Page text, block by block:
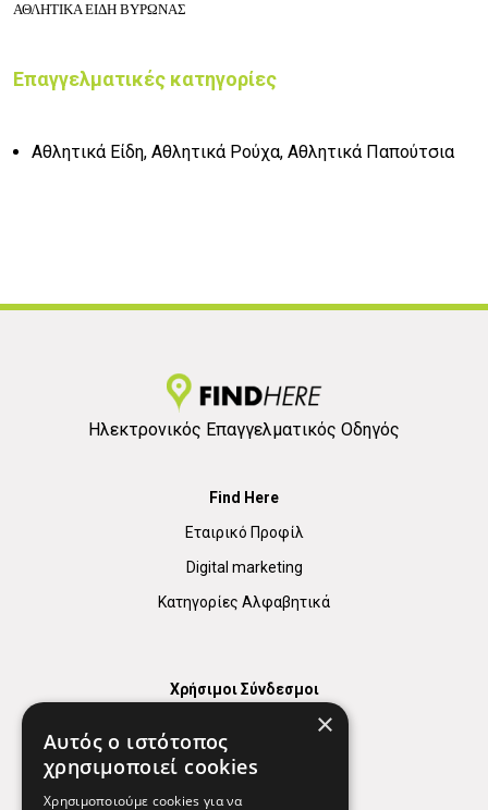
ΑΘΛΗΤΙΚΑ ΕΙΔΗ ΒΥΡΩΝΑΣ
Επαγγελματικές κατηγορίες
Αθλητικά Είδη, Αθλητικά Ρούχα, Αθλητικά Παπούτσια
Ηλεκτρονικός Επαγγελματικός Οδηγός
Find Here
Εταιρικό Προφίλ
Digital marketing
Κατηγορίες Αλφαβητικά
Χρήσιμοι Σύνδεσμοι
Χρήσιμα Τηλέφωνα
Εφημερεύοντα Φαρμακεία
×
Αυτός ο ιστότοπος
χρησιμοποιεί cookies
Χρησιμοποιούμε cookies για να